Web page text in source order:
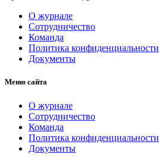
О журнале
Сотрудничество
Команда
Политика конфиденциальности
Документы
Меню сайта
О журнале
Сотрудничество
Команда
Политика конфиденциальности
Документы